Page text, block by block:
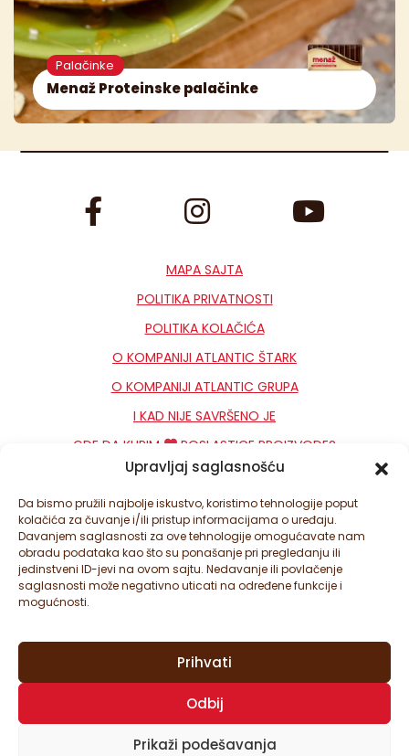
Upravljaj saglasnošću
Da bismo pružili najbolje iskustvo, koristimo tehnologije poput
kolačića za čuvanje i/ili pristup informacijama o uređaju.
Davanjem saglasnosti za ove tehnologije omogućavate nam
obradu podataka kao što su ponašanje pri pregledanju ili
jedinstveni ID-jevi na ovom sajtu. Nedavanje ili povlačenje
saglasnosti može negativno uticati na određene funkcije i
mogućnosti.
Prihvati
Odbij
Prikaži podešavanja
Menaž Proteinske palačinke
Palačinke
MAPA SAJTA
POLITIKA PRIVATNOSTI
POLITIKA KOLAČIĆA
O KOMPANIJI ATLANTIC ŠTARK
O KOMPANIJI ATLANTIC GRUPA
I KAD NIJE SAVRŠENO JE
GDE DA KUPIM
POSLASTICE PROIZVODE?
KONTAKT
NEWSLETTER
PODEŠAVANJA KOLAČIĆA
© ATLANTIC ŠTARK D.O.O. SVA PRAVA ZADRŽANA. ATLANTIC
ŠTARK JE DEO ATLANTIC GRUPE.
OVAJ SAJT JE ZAŠTIĆEN SA GOOGLE RECAPTCHA I